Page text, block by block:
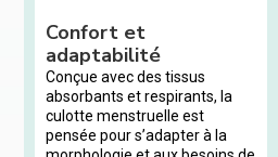
Confort et
adaptabilité
Conçue avec des tissus
absorbants et respirants, la
culotte menstruelle est
pensée pour s’adapter à la